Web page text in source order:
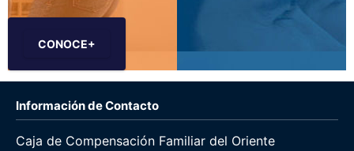
CONOCE+
Información de Contacto
Caja de Compensación Familiar del Oriente